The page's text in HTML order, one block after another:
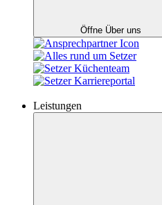
Öffne Über uns
Leistungen